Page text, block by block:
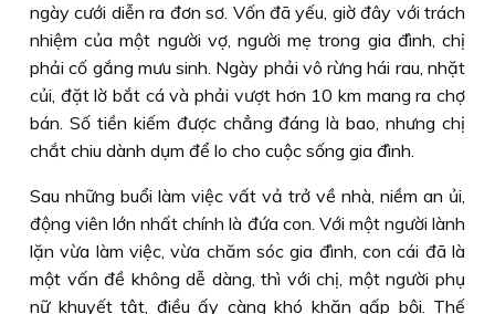
ngày cưới diễn ra đơn sơ. Vốn đã yếu, giờ đây với trách
nhiệm của một người vợ, người mẹ trong gia đình, chị
phải cố gắng mưu sinh. Ngày phải vô rừng hái rau, nhặt
củi, đặt lờ bắt cá và phải vượt hơn 10 km mang ra chợ
bán. Số tiền kiếm được chẳng đáng là bao, nhưng chị
chắt chiu dành dụm để lo cho cuộc sống gia đình.
Sau những buổi làm việc vất vả trở về nhà, niềm an ủi,
động viên lớn nhất chính là đứa con. Với một người lành
lặn vừa làm việc, vừa chăm sóc gia đình, con cái đã là
một vấn đề không dễ dàng, thì với chị, một người phụ
nữ khuyết tật, điều ấy càng khó khăn gấp bội. Thế